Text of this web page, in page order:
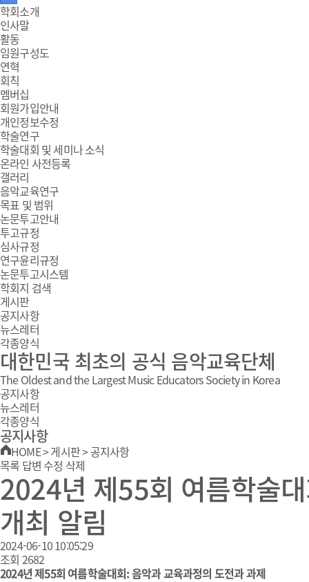
주
메
뉴
학회소개
인사말
활동
임원구성도
연혁
회칙
멤버십
회원가입안내
개인정보수정
학술연구
학술대회 및 세미나 소식
온라인 사전등록
갤러리
음악교육연구
목표 및 범위
논문투고안내
투고규정
심사규정
연구윤리규정
논문투고시스템
학회지 검색
게시판
공지사항
뉴스레터
각종양식
대한민국 최초의 공식 음악교육단체
The Oldest and the Largest Music Educators Society in Korea
공지사항
뉴스레터
각종양식
공지사항
HOME>게시판>공지사항
목록 답변 수정 삭제
2024년 제55회 여름학술
개최 알림
2024-06-10 10:05:29
조회 2682
2024년 제55회 여름학술대회: 음악과 교육과정의 도전과 과제